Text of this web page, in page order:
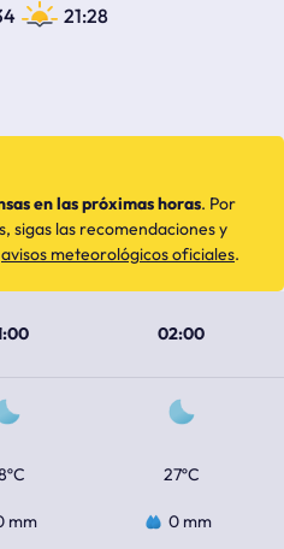
21:28
02:00
27ºC
mm 0 mm
en las próximas horas. Por
sigas las recomendaciones y
avisos meteorológicos oficiales.